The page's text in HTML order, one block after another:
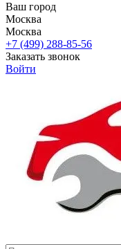
Ваш город
Москва
Москва
+7 (499) 288-85-56
Заказать звонок
Войти